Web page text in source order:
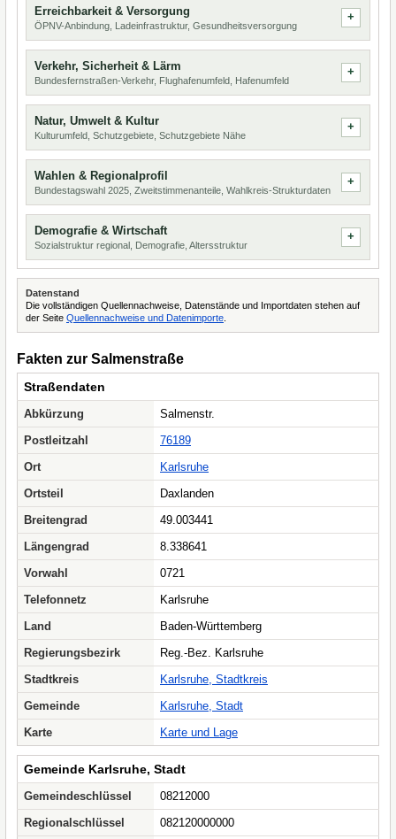
Erreichbarkeit & Versorgung
ÖPNV-Anbindung, Ladeinfrastruktur, Gesundheitsversorgung
Verkehr, Sicherheit & Lärm
Bundesfernstraßen-Verkehr, Flughafenumfeld, Hafenumfeld
Natur, Umwelt & Kultur
Kulturumfeld, Schutzgebiete, Schutzgebiete Nähe
Wahlen & Regionalprofil
Bundestagswahl 2025, Zweitstimmenanteile, Wahlkreis-Strukturdaten
Demografie & Wirtschaft
Sozialstruktur regional, Demografie, Altersstruktur
Datenstand
Die vollständigen Quellennachweise, Datenstände und Importdaten stehen auf
der Seite Quellennachweise und Datenimporte
Fakten zur Salmenstraße
Straßendaten
Abkürzung
Salmenstr.
Postleitzahl
76189
Ort
Karlsruhe
Ortsteil
Daxlanden
Breitengrad
49.003441
Längengrad
8.338641
Vorwahl
0721
Telefonnetz
Karlsruhe
Land
Baden-Württemberg
Regierungsbezirk
Reg.-Bez. Karlsruhe
Stadtkreis
Karlsruhe, Stadtkreis
Gemeinde
Karlsruhe, Stadt
Karte
Karte und Lage
Gemeinde Karlsruhe, Stadt
Gemeindeschlüssel
08212000
Regionalschlüssel
082120000000